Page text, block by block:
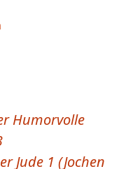
Humorvolle
Jude 1 (Jochen